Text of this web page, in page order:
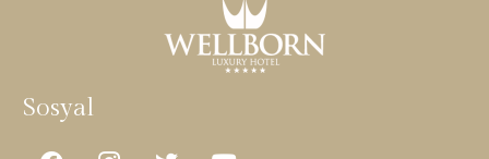
Sosyal